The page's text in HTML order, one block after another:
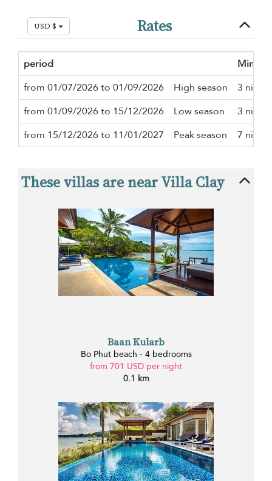
USD $ Rates
period
from 01/07/2026 to 01/09/2026
High season
3 nights
from 01/09/2026 to 15/12/2026
Low season
3 nights
from 15/12/2026 to 11/01/2027
Peak season 7 nights
These villas are near Villa Clay
Baan Kularb
Bo Phut beach - 4 bedrooms
from 701 USD per night
0.1 km